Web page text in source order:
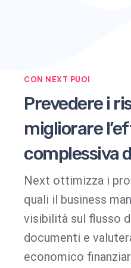
CON NEXT PUOI
Prevedere i
migliorare
complessiva
Next ottimizza i
quali il business
visibilità sul flusso
documenti e
economico